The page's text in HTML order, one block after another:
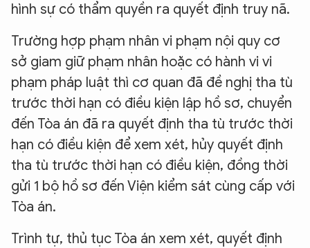
hình sự có thẩm quyền ra quyết định truy nã.
Trường hợp phạm nhân vi phạm nội quy cơ
sở giam giữ phạm nhân hoặc có hành vi vi
phạm pháp luật thì cơ quan đã đề nghị tha tù
trước thời hạn có điều kiện lập hồ sơ, chuyển
đến Tòa án đã ra quyết định tha tù trước thời
hạn có điều kiện để xem xét, hủy quyết định
tha tù trước thời hạn có điều kiện, đồng thời
gửi 1 bộ hồ sơ đến Viện kiểm sát cùng cấp với
Tòa án.
Trình tự, thủ tục Tòa án xem xét, quyết định